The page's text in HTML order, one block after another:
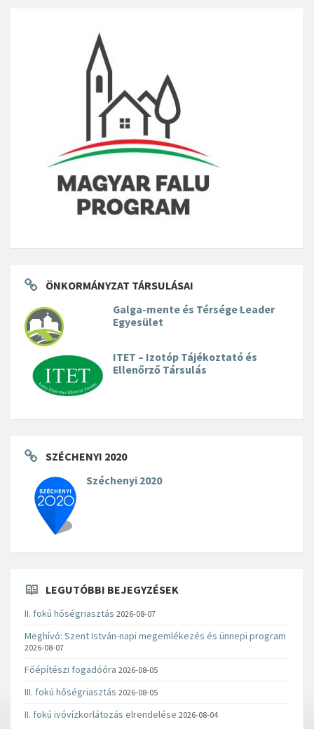
ÖNKORMÁNYZAT TÁRSULÁSAI
Galga-mente és Térsége Leader
Egyesület
ITET – Izotóp Tájékoztató és
Ellenőrző Társulás
SZÉCHENYI 2020
Széchenyi 2020
LEGUTÓBBI BEJEGYZÉSEK
II. fokú hőségriasztás 2026-08-07
Meghívó: Szent István-napi megemlékezés és ünnepi program
2026-08-07
Főépítészi fogadóóra 2026-08-05
III. fokú hőségriasztás 2026-08-05
II. fokú ivóvízkorlátozás elrendelése 2026-08-04